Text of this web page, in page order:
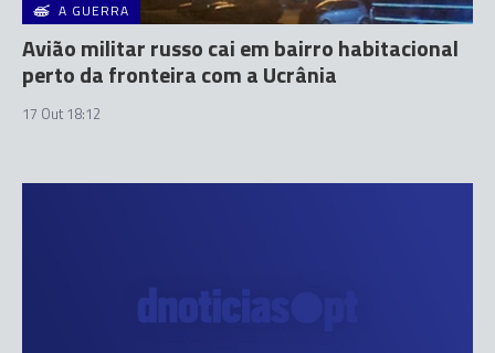
A GUERRA
Avião militar russo cai em bairro habitacional
perto da fronteira com a Ucrânia
17 Out 18:12